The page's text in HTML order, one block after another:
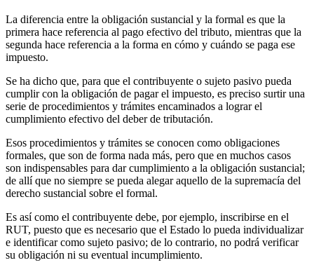
La diferencia entre la obligación sustancial y la formal es que la
primera hace referencia al pago efectivo del tributo, mientras que la
segunda hace referencia a la forma en cómo y cuándo se paga ese
impuesto.
Se ha dicho que, para que el contribuyente o sujeto pasivo pueda
cumplir con la obligación de pagar el impuesto, es preciso surtir una
serie de procedimientos y trámites encaminados a lograr el
cumplimiento efectivo del deber de tributación.
Esos procedimientos y trámites se conocen como obligaciones
formales, que son de forma nada más, pero que en muchos casos
son indispensables para dar cumplimiento a la obligación sustancial;
de allí que no siempre se pueda alegar aquello de la supremacía del
derecho sustancial sobre el formal.
Es así como el contribuyente debe, por ejemplo, inscribirse en el
RUT, puesto que es necesario que el Estado lo pueda individualizar
e identificar como sujeto pasivo; de lo contrario, no podrá verificar
su obligación ni su eventual incumplimiento.